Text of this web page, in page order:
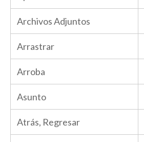
Archivos Adjuntos
Arrastrar
Arroba
Asunto
Atrás, Regresar